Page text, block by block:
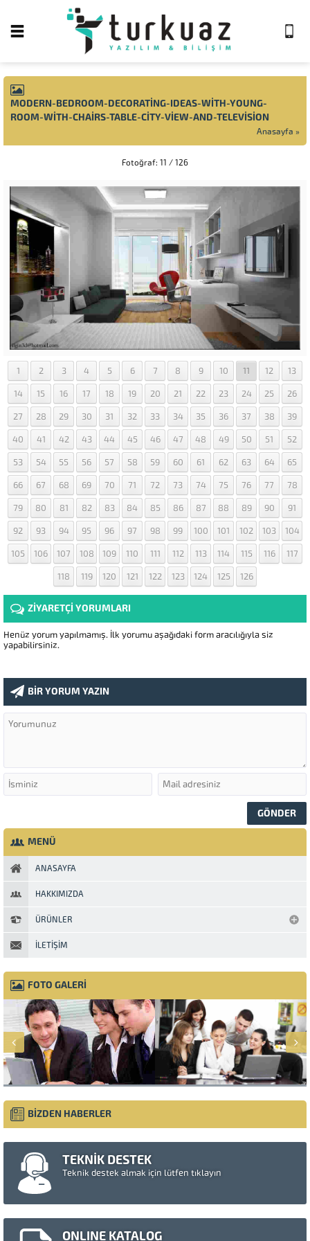
MODERN-BEDROOM-DECORATING-IDEAS-WITH-YOUNG-
ROOM-WITH-CHAIRS-TABLE-CITY-VIEW-AND-TELEVISION
Anasayfa »
Fotoğraf: 11 / 126
1 2 3 4 5 6 7 8 9 10 11 12 13
14 15 16 17 18 19 20 21 22 23 24 25 26
27 28 29 30 31 32 33 34 35 36 37 38 39
40 41 42 43 44 45 46 47 48 49 50 51 52
53 54 55 56 57 58 59 60 61 62 63 64 65
66 67 68 69 70 71 72 73 74 75 76 77 78
79 80 81 82 83 84 85 86 87 88 89 90 91
92 93 94 95 96 97 98 99 100 101 102 103 104
105 106 107 108 109 110 111 112 113 114 115 116 117
118 119 120 121 122 123 124 125 126
ZİYARETÇİ YORUMLARI
Henüz yorum yapılmamış. İlk yorumu aşağıdaki form aracılığıyla siz
yapabilirsiniz.
BİR YORUM YAZIN
MENÜ
ANASAYFA
HAKKIMIZDA
ÜRÜNLER
İLETIŞIM
FOTO GALERİ
BİZDEN HABERLER
TEKNİK DESTEK
Teknik destek almak için lütfen tıklayın
ONLINE KATALOG